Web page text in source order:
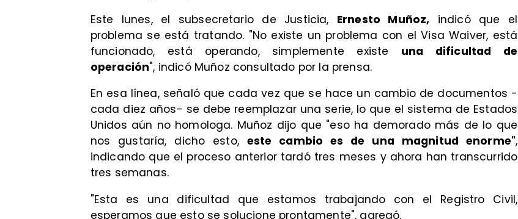
Este lunes, el subsecretario de Justicia, Ernesto Muñoz, indicó que el
problema se está tratando. "No existe un problema con el Visa Waiver, está
funcionado, está operando, simplemente existe una dificultad de
operación", indicó Muñoz consultado por la prensa.
En esa línea, señaló que cada vez que se hace un cambio de documentos -
cada diez años- se debe reemplazar una serie, lo que el sistema de Estados
Unidos aún no homologa. Muñoz dijo que "eso ha demorado más de lo que
nos gustaría, dicho esto, este cambio es de una magnitud enorme",
indicando que el proceso anterior tardó tres meses y ahora han transcurrido
tres semanas.
"Esta es una dificultad que estamos trabajando con el Registro Civil,
esperamos que esto se solucione prontamente", agregó.